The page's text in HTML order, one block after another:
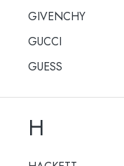
GIVENCHY
GUCCI
GUESS
H